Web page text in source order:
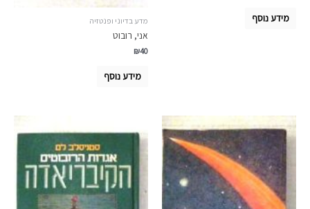
מידע נוסף מדע בדיוני ופנטזיה
אני, רובוט
₪40
מידע נוסף